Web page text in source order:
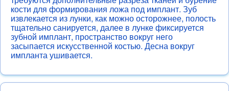
кости для формирования ложа под имплант. Зуб
извлекается из лунки, как можно осторожнее, полость
тщательно санируется, далее в лунке фиксируется
зубной имплант, пространство вокруг него
засыпается искусственной костью. Десна вокруг
импланта ушивается.